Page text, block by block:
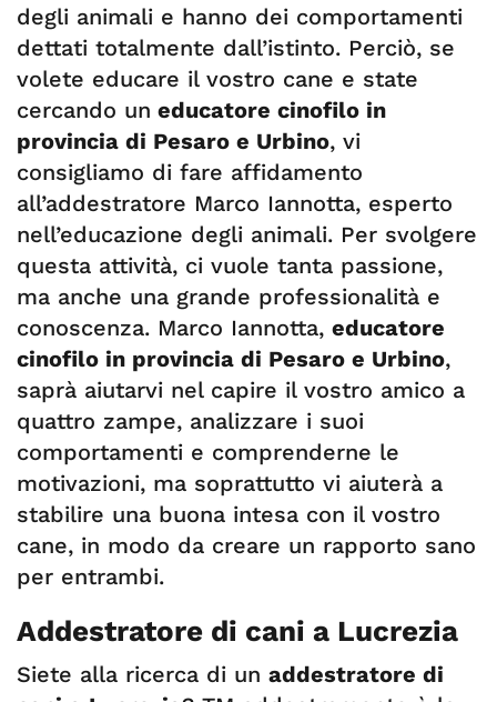
degli animali e hanno dei comportamenti
dettati totalmente dall’istinto. Perciò, se
volete educare il vostro cane e state
cercando un educatore cinofilo in
provincia di Pesaro e Urbino, vi
consigliamo di fare affidamento
all’addestratore Marco Iannotta, esperto
nell’educazione degli animali. Per svolgere
questa attività, ci vuole tanta passione,
ma anche una grande professionalità e
conoscenza. Marco Iannotta, educatore
cinofilo in provincia di Pesaro e Urbino,
saprà aiutarvi nel capire il vostro amico a
quattro zampe, analizzare i suoi
comportamenti e comprenderne le
motivazioni, ma soprattutto vi aiuterà a
stabilire una buona intesa con il vostro
cane, in modo da creare un rapporto sano
per entrambi.
Addestratore di cani a Lucrezia
Siete alla ricerca di un addestratore di